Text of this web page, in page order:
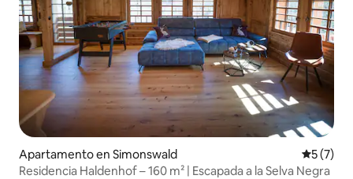
Apartamento en Simonswald
5 (7)
Residencia Haldenhof – 160 m² | Escapada a la Selva Negra